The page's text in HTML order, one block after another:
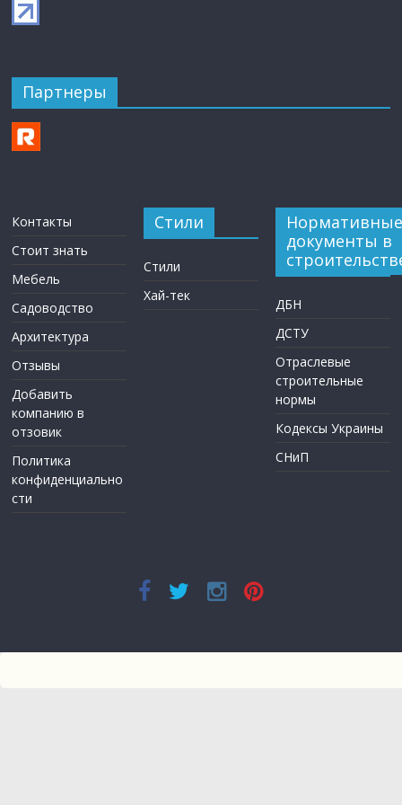
Партнеры
Контакты
Стоит знать
Мебель
Садоводство
Архитектура
Отзывы
Добавить
компанию в
отзовик
Политика
конфиденциально
сти
Стили
Стили
Хай-тек
Нормативные
документы в
ДБН
ДСТУ
Отраслевые
строительные
нормы
Кодексы Украины
СНиП